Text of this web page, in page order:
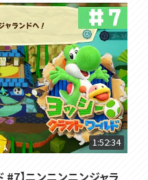
1:52:34
#7】ニンニンニンジャラ